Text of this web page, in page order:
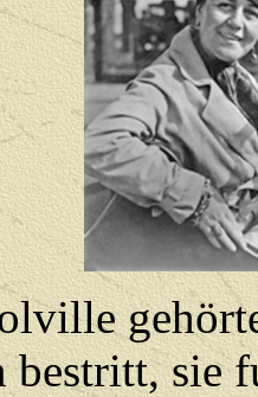
bestritt, sie